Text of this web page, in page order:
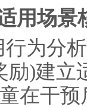
用场景
为分
励)建立
在干